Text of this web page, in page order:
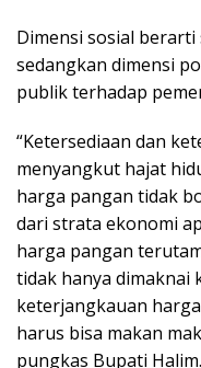
Dimensi sosial
sedangkan dimensi
publik terhadap
“Ketersediaan dan
menyangkut hajat
harga pangan tidak
dari strata ekonomi
harga pangan
tidak hanya dimaknai
keterjangkauan
harus bisa makan
pungkas Bupati Halim.